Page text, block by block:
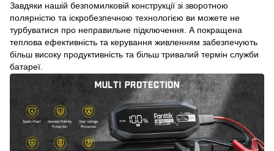
Завдяки нашій безпомилковій конструкції зі зворотною
полярністю та іскробезпечною технологією ви можете не
турбуватися про неправильне підключення. А покращена
теплова ефективність та керування живленням забезпечують
більш високу продуктивність та більш тривалий термін служби
батареї.